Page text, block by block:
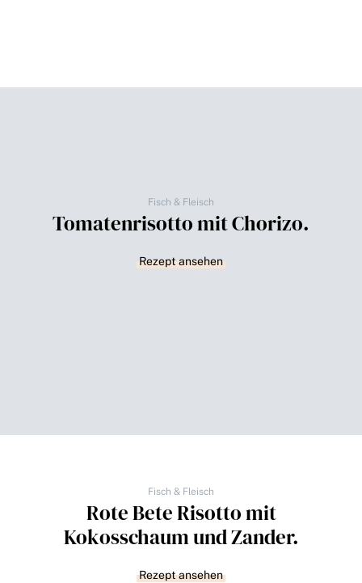
Fisch & Fleisch
Tomatenrisotto mit Chorizo.
Rezept ansehen
Fisch & Fleisch
Rote Bete Risotto mit
Kokosschaum und Zander.
Rezept ansehen